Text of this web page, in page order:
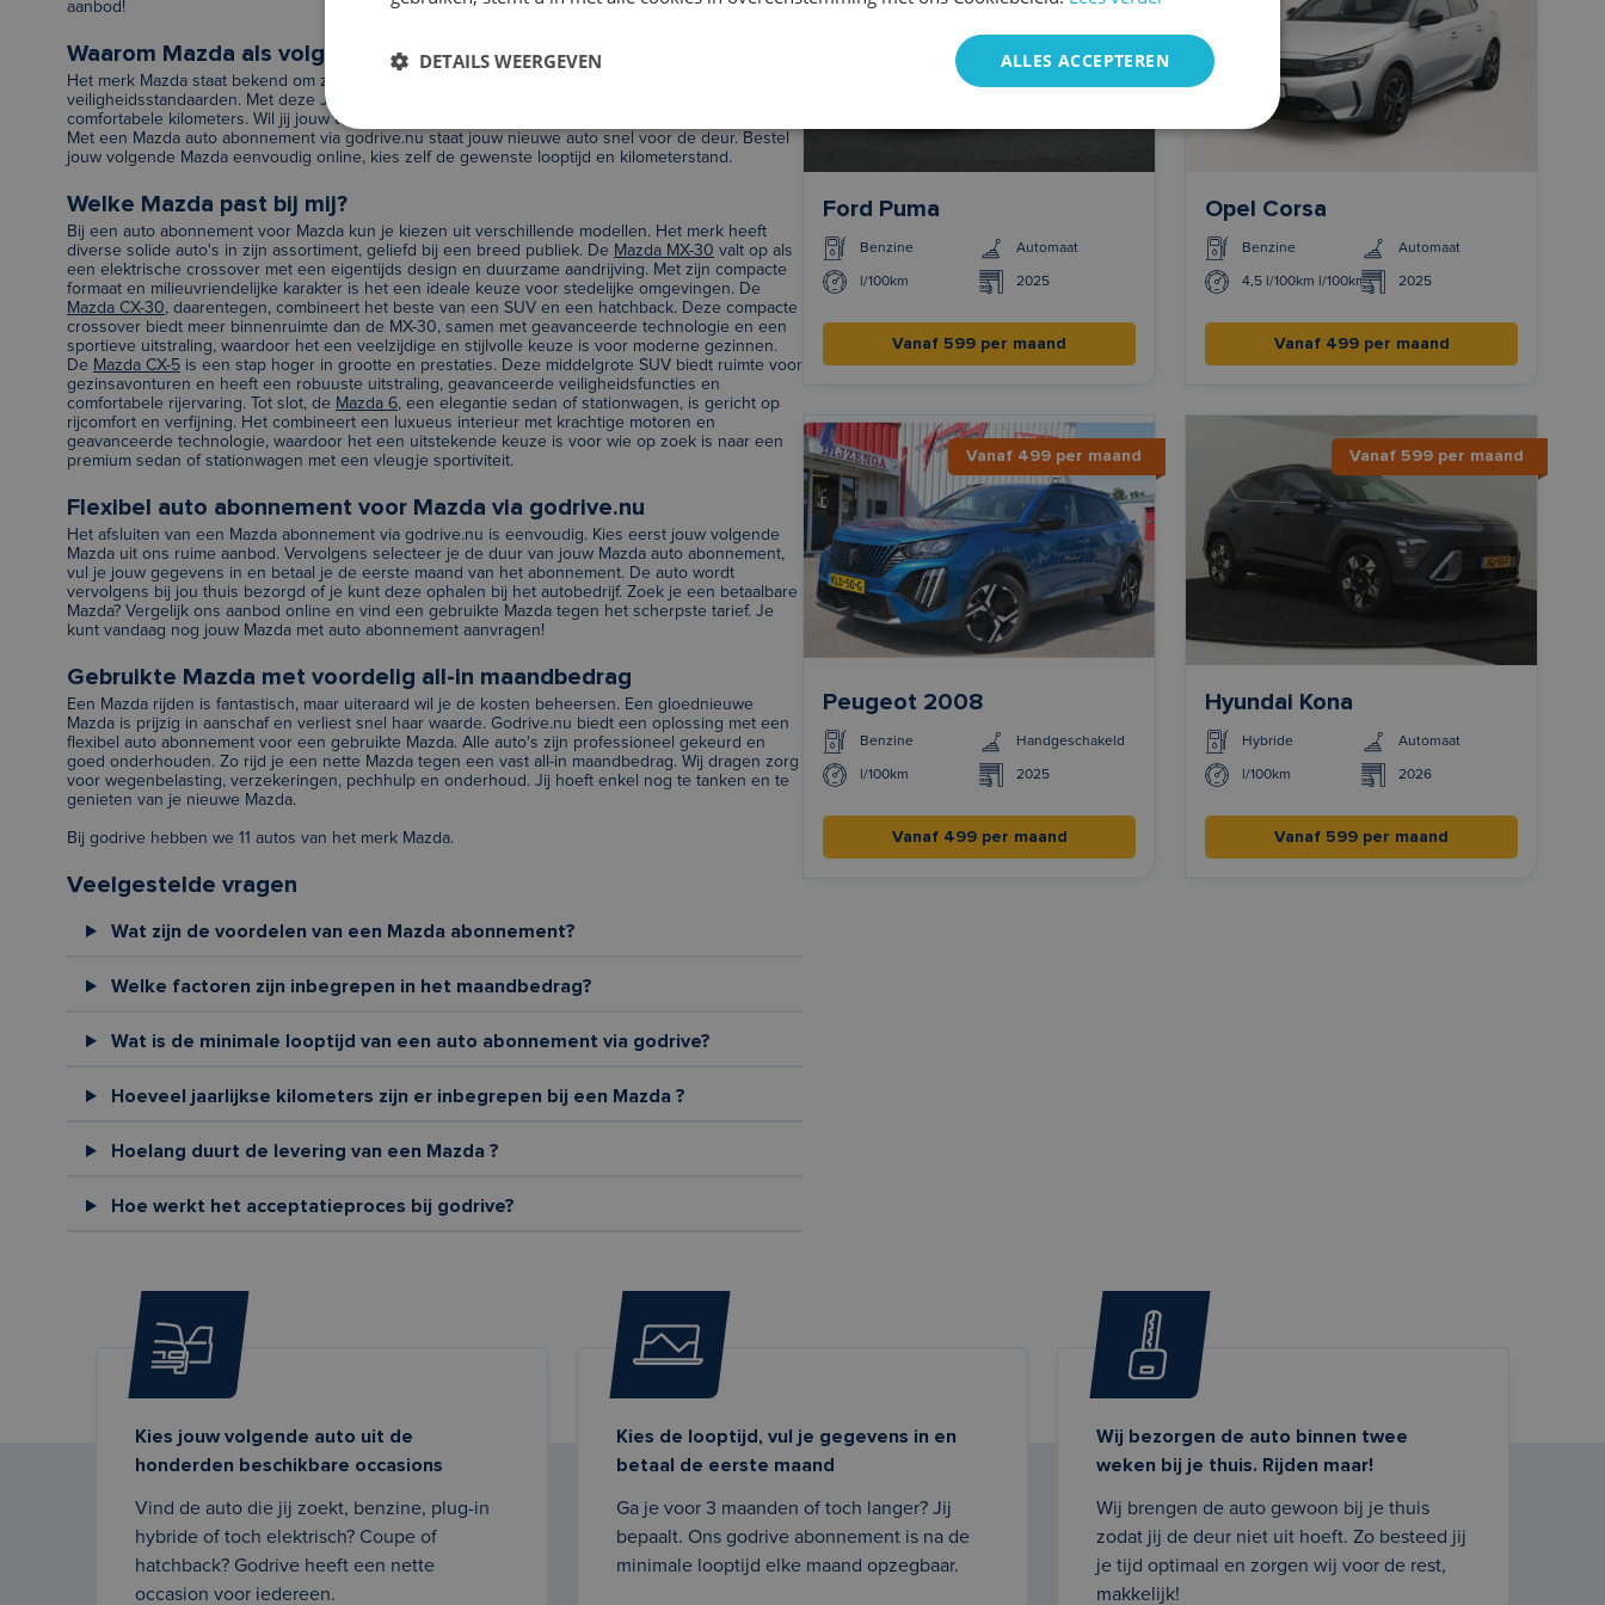
aanbod!
Waarom Mazda als volgende auto?
Het merk Mazda staat bekend om zijn betrouwbare techniek, kenmerkende design en hoge
veiligheidsstandaarden. Met deze Japanse krachtpatser ben je verzekerd van veilige en
comfortabele kilometers. Wil jij jouw toekomstige ritten maken in een Mazda? Uitstekende keuze.
Met een Mazda auto abonnement via godrive.nu staat jouw nieuwe auto snel voor de deur. Bestel
jouw volgende Mazda eenvoudig online, kies zelf de gewenste looptijd en kilometerstand.
Welke Mazda past bij mij?
Bij een auto abonnement voor Mazda kun je kiezen uit verschillende modellen. Het merk heeft
diverse solide auto's in zijn assortiment, geliefd bij een breed publiek. De Mazda MX-30 valt op als
een elektrische crossover met een eigentijds design en duurzame aandrijving. Met zijn compacte
formaat en milieuvriendelijke karakter is het een ideale keuze voor stedelijke omgevingen. De
Mazda CX-30, daarentegen, combineert het beste van een SUV en een hatchback. Deze compacte
crossover biedt meer binnenruimte dan de MX-30, samen met geavanceerde technologie en een
sportieve uitstraling, waardoor het een veelzijdige en stijlvolle keuze is voor moderne gezinnen.
De Mazda CX-5 is een stap hoger in grootte en prestaties. Deze middelgrote SUV biedt ruimte voor
gezinsavonturen en heeft een robuuste uitstraling, geavanceerde veiligheidsfuncties en
comfortabele rijervaring. Tot slot, de Mazda 6, een elegantie sedan of stationwagen, is gericht op
rijcomfort en verfijning. Het combineert een luxueus interieur met krachtige motoren en
geavanceerde technologie, waardoor het een uitstekende keuze is voor wie op zoek is naar een
premium sedan of stationwagen met een vleugje sportiviteit.
Flexibel auto abonnement voor Mazda via godrive.nu
Het afsluiten van een Mazda abonnement via godrive.nu is eenvoudig. Kies eerst jouw volgende
Mazda uit ons ruime aanbod. Vervolgens selecteer je de duur van jouw Mazda auto abonnement,
vul je jouw gegevens in en betaal je de eerste maand van het abonnement. De auto wordt
vervolgens bij jou thuis bezorgd of je kunt deze ophalen bij het autobedrijf. Zoek je een betaalbare
Mazda? Vergelijk ons aanbod online en vind een gebruikte Mazda tegen het scherpste tarief. Je
kunt vandaag nog jouw Mazda met auto abonnement aanvragen!
Gebruikte Mazda met voordelig all-in maandbedrag
Een Mazda rijden is fantastisch, maar uiteraard wil je de kosten beheersen. Een gloednieuwe
Mazda is prijzig in aanschaf en verliest snel haar waarde. Godrive.nu biedt een oplossing met een
flexibel auto abonnement voor een gebruikte Mazda. Alle auto's zijn professioneel gekeurd en
goed onderhouden. Zo rijd je een nette Mazda tegen een vast all-in maandbedrag. Wij dragen zorg
voor wegenbelasting, verzekeringen, pechhulp en onderhoud. Jij hoeft enkel nog te tanken en te
genieten van je nieuwe Mazda.
Bij godrive hebben we 11 autos van het merk Mazda.
Veelgestelde vragen
Wat zijn de voordelen van een Mazda abonnement?
Welke factoren zijn inbegrepen in het maandbedrag?
Wat is de minimale looptijd van een auto abonnement via godrive?
Hoeveel jaarlijkse kilometers zijn er inbegrepen bij een Mazda ?
Hoelang duurt de levering van een Mazda ?
Hoe werkt het acceptatieproces bij godrive?
Ford Puma
Benzine Automaat
l/100km 2025
Vanaf 599 per maand
Opel Corsa
Benzine Automaat
4,5 l/100km l/100km 2025
Vanaf 499 per maand
Vanaf 499 per maand
Peugeot 2008
Benzine Handgeschakeld
l/100km 2025
Vanaf 499 per maand
Vanaf 599 per maand
Hyundai Kona
Hybride Automaat
l/100km 2026
Vanaf 599 per maand
Kies jouw volgende auto uit de
honderden beschikbare occasions
Vind de auto die jij zoekt, benzine, plug-in
hybride of toch elektrisch? Coupe of
hatchback? Godrive heeft een nette
occasion voor iedereen.
Kies de looptijd, vul je gegevens in en
betaal de eerste maand
Ga je voor 3 maanden of toch langer? Jij
bepaalt. Ons godrive abonnement is na de
minimale looptijd elke maand opzegbaar.
Wij bezorgen de auto binnen twee
weken bij je thuis. Rijden maar!
Wij brengen de auto gewoon bij je thuis
zodat jij de deur niet uit hoeft. Zo besteed jij
je tijd optimaal en zorgen wij voor de rest,
makkelijk!
ALLES ACCEPTEREN
DETAILS WEERGEVEN